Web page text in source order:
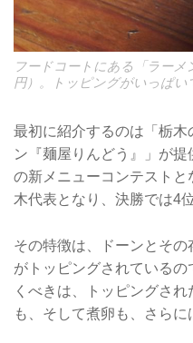
フードコートにある「ラー
円）。トッピングがいっぱい
最初に紹介するのは「栃
ン『麺屋りんどう』」が
の新メニューコンテスト
木代表となり、決勝では4
その特徴は、ドーンとそ
がトッピングされている
くべきは、トッピングさ
も、そして煮卵も、さら